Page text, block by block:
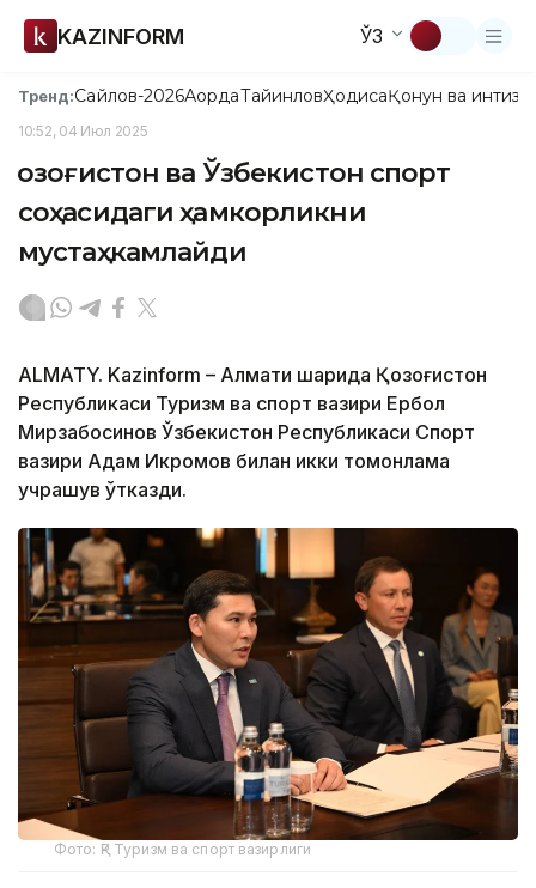
KAZINFORM ЎЗ
Тренд:Сайлов-2026АқордаТайинловҲодисаҚонун ва
10:52, 04 Июл 2025
Қозоғистон ва Ўзбекистон спорт
соҳасидаги ҳамкорликни
мустаҳкамлайди
ALMATY. Kazinform – Алмати шаҳрида Қозоғистон
Республикаси Туризм ва спорт вазири Ербол
Мирзабосинов Ўзбекистон Республикаси Спорт
вазири Адҳам Икромов билан икки томонлама
учрашув ўтказди.
Фото: ҚР Туризм ва спорт вазирлиги